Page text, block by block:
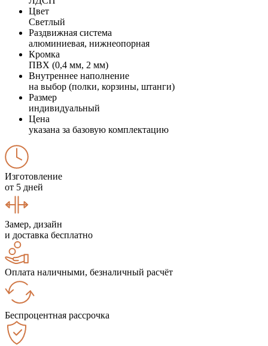
Цвет
Светлый
Раздвижная система
алюминиевая, нижнеопорная
Кромка
ПВХ (0,4 мм, 2 мм)
Внутреннее наполнение
на выбор (полки, корзины, штанги)
Размер
индивидуальный
Цена
указана за базовую комплектацию
Изготовление
от 5 дней
Замер, дизайн
и доставка бесплатно
Оплата наличными, безналичный расчёт
Беспроцентная рассрочка